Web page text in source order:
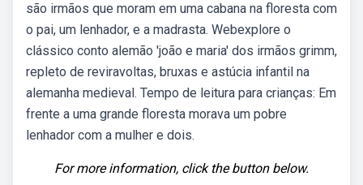
são irmãos que moram em uma cabana na floresta com
o pai, um lenhador, e a madrasta. Webexplore o
clássico conto alemão 'joão e maria' dos irmãos grimm,
repleto de reviravoltas, bruxas e astúcia infantil na
alemanha medieval. Tempo de leitura para crianças: Em
frente a uma grande floresta morava um pobre
lenhador com a mulher e dois.
For more information, click the button below.